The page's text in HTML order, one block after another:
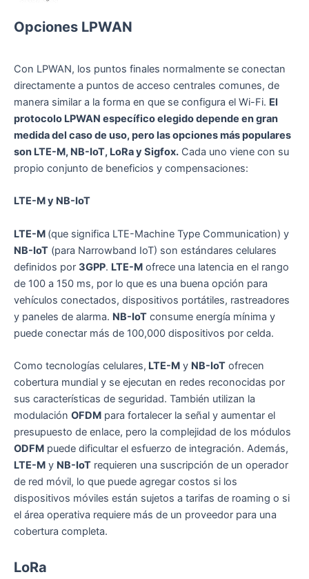
Opciones LPWAN
Con LPWAN, los puntos finales normalmente se conectan
directamente a puntos de acceso centrales comunes, de
manera similar a la forma en que se configura el Wi-Fi. El
protocolo LPWAN específico elegido depende en gran
medida del caso de uso, pero las opciones más populares
son LTE-M, NB-IoT, LoRa y Sigfox. Cada uno viene con su
propio conjunto de beneficios y compensaciones:
LTE-M y NB-IoT
LTE-M (que significa LTE-Machine Type Communication) y
NB-IoT (para Narrowband IoT) son estándares celulares
definidos por 3GPP. LTE-M ofrece una latencia en el rango
de 100 a 150 ms, por lo que es una buena opción para
vehículos conectados, dispositivos portátiles, rastreadores
y paneles de alarma. NB-IoT consume energía mínima y
puede conectar más de 100,000 dispositivos por celda.
Como tecnologías celulares, LTE-M y NB-IoT ofrecen
cobertura mundial y se ejecutan en redes reconocidas por
sus características de seguridad. También utilizan la
modulación OFDM para fortalecer la señal y aumentar el
presupuesto de enlace, pero la complejidad de los módulos
ODFM puede dificultar el esfuerzo de integración. Además,
LTE-M y NB-IoT requieren una suscripción de un operador
de red móvil, lo que puede agregar costos si los
dispositivos móviles están sujetos a tarifas de roaming o si
el área operativa requiere más de un proveedor para una
cobertura completa.
LoRa